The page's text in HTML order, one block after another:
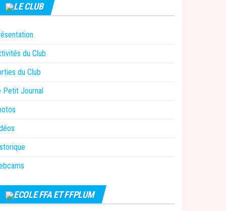
LE CLUB
du Club
du Club
Petit Journal
ECOLE FFA ET FFPLUM